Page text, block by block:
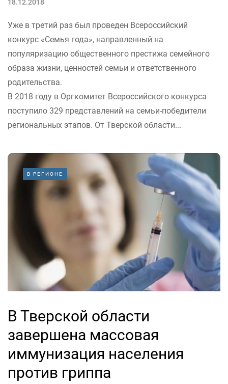
18.12.2018
Уже в третий раз был проведен Всероссийский
конкурс «Семья года», направленный на
популяризацию общественного престижа семейного
образа жизни, ценностей семьи и ответственного
родительства.
В 2018 году в Оргкомитет Всероссийского конкурса
поступило 329 представлений на семьи-победители
региональных этапов. От Тверской области...
В РЕГИОНЕ
В Тверской области
завершена массовая
иммунизация населения
против гриппа